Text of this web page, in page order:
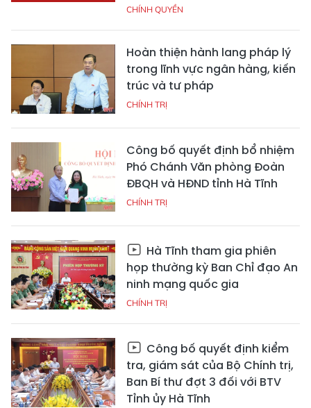
CHÍNH QUYỀN
Hoàn thiện hành lang pháp lý
trong lĩnh vực ngân hàng, kiến
trúc và tư pháp
CHÍNH TRỊ
Công bố quyết định bổ nhiệm
Phó Chánh Văn phòng Đoàn
ĐBQH và HĐND tỉnh Hà Tĩnh
CHÍNH TRỊ
Hà Tĩnh tham gia phiên
họp thường kỳ Ban Chỉ đạo An
ninh mạng quốc gia
CHÍNH TRỊ
Công bố quyết định kiểm
tra, giám sát của Bộ Chính trị,
Ban Bí thư đợt 3 đối với BTV
Tỉnh ủy Hà Tĩnh